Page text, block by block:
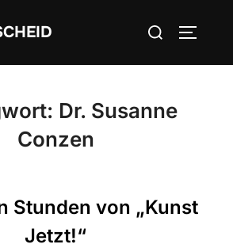
Suchen
Dr. Susanne
Conzen
Stunden von „Kunst
Jetzt!“